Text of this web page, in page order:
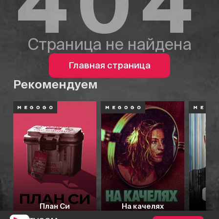
Страница не найдена
Главная страница
Рекомендуем
План Си На качелях